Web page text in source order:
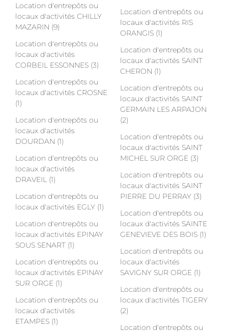
Location d'entrepôts ou
locaux d'activités CHILLY
MAZARIN (9)
Location d'entrepôts ou
locaux d'activités
CORBEIL ESSONNES (3)
Location d'entrepôts ou
locaux d'activités CROSNE
(1)
Location d'entrepôts ou
locaux d'activités
DOURDAN (1)
Location d'entrepôts ou
locaux d'activités
DRAVEIL (1)
Location d'entrepôts ou
locaux d'activités EGLY (1)
Location d'entrepôts ou
locaux d'activités EPINAY
SOUS SENART (1)
Location d'entrepôts ou
locaux d'activités EPINAY
SUR ORGE (1)
Location d'entrepôts ou
locaux d'activités
ETAMPES (1)
Location d'entrepôts ou
locaux d'activités RIS
ORANGIS (1)
Location d'entrepôts ou
locaux d'activités SAINT
CHERON (1)
Location d'entrepôts ou
locaux d'activités SAINT
GERMAIN LES ARPAJON
(2)
Location d'entrepôts ou
locaux d'activités SAINT
MICHEL SUR ORGE (3)
Location d'entrepôts ou
locaux d'activités SAINT
PIERRE DU PERRAY (3)
Location d'entrepôts ou
locaux d'activités SAINTE
GENEVIEVE DES BOIS (1)
Location d'entrepôts ou
locaux d'activités
SAVIGNY SUR ORGE (1)
Location d'entrepôts ou
locaux d'activités TIGERY
(2)
Location d'entrepôts ou